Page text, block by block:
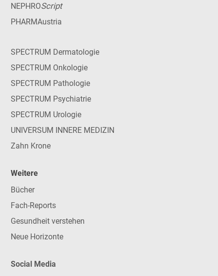
NEPHROScript
PHARMAustria
SPECTRUM Dermatologie
SPECTRUM Onkologie
SPECTRUM Pathologie
SPECTRUM Psychiatrie
SPECTRUM Urologie
UNIVERSUM INNERE MEDIZIN
Zahn Krone
Weitere
Bücher
Fach-Reports
Gesundheit verstehen
Neue Horizonte
Social Media